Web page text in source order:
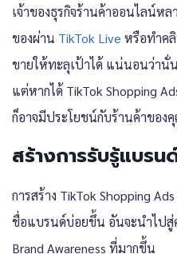
เจ้าของธุรกิจร้านค้าออนไลน์ห
ของผ่าน TikTok Live หรือทำค
ขายให้ทะลุเป้าได้ แน่นอนว่านั่
แต่หากได้ TikTok Shopping
ก็อาจมีประโยชน์กับร้านค้าของ
สร้างการรับรู้แบร
การสร้าง TikTok Shopping
ชื่อแบรนด์บ่อยขึ้น อันจะนำไป
Brand Awareness ที่มากขึ้น